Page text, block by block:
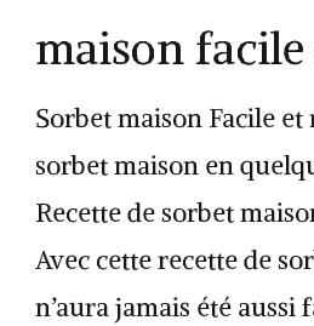
maison
Sorbet maison Facile
sorbet maison en
Recette de sorbet
Avec cette recette de
n’aura jamais été aussi